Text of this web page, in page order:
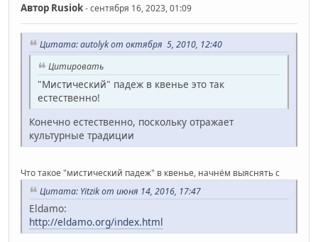
Автор Rusiok- сентября 16, 2023, 01:09
Цитата: autolyk от октября 5, 2010, 12:40
Цитировать
"Мистический" падеж в квенье это так
естественно!
Конечно естественно, поскольку отражает
культурные традиции
Что такое "мистический падеж" в квенье, начнём выяснять с
Цитата: Yitzik от июня 14, 2016, 17:47
Eldamo:
http://eldamo.org/index.html